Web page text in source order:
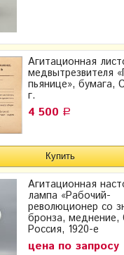
Агитационная
медвытрезвителя
пьянице», бумага,
г.
4 500 Р
Агитационная
лампа «Рабочий-
революционер со
бронза, меднение,
Россия, 1920-е
цена по запросу